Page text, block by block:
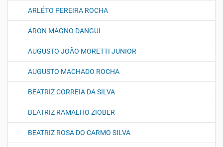
ARLÉTO PEREIRA ROCHA
ARON MAGNO DANGUI
AUGUSTO JOÃO MORETTI JUNIOR
AUGUSTO MACHADO ROCHA
BEATRIZ CORREIA DA SILVA
BEATRIZ RAMALHO ZIOBER
BEATRIZ ROSA DO CARMO SILVA